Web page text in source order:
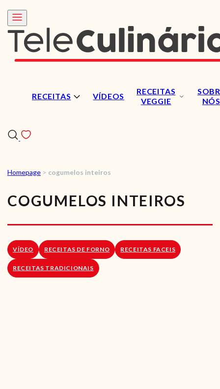
RECEITAS VÍDEOS
RECEITAS
VEGGIE
NÓS
RECEITAS
VÍDEOS
RECEITAS VEGGIE
SOBRE NÓS
LOJA ONLINE
Homepage > cogumelos inteiros
COGUMELOS INTEIROS
VÍDEO RECEITAS DE FORNO RECEITAS FACEIS
RECEITAS TRADICIONAIS